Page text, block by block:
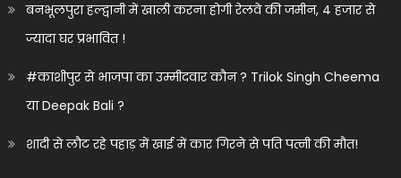
बनभूलपुरा हल्द्वानी में खाली करना होगी रेलवे की जमीन, 4 हजार से
ज्यादा घर प्रभावित !
#काशीपुर से भाजपा का उम्मीदवार कौन ? Trilok Singh Cheema
या Deepak Bali ?
शादी से लौट रहे पहाड़ में खाई में कार गिरने से पति पत्नी की मौत!